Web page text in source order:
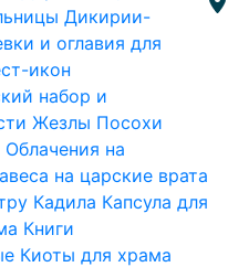
Дикирии-
и оглавия для
икон
набор и
Жезлы Посохи
на
на царские врата
Кадила Капсула для
Книги
Киоты для храма